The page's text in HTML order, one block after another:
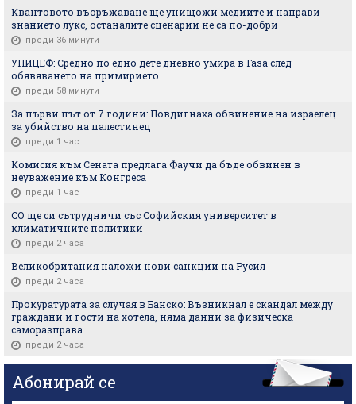
Квантовото въоръжаване ще унищожи медиите и направи
знанието лукс, останалите сценарии не са по-добри
преди 36 минути
УНИЦЕФ: Средно по едно дете дневно умира в Газа след
обявяването на примирието
преди 58 минути
За първи път от 7 години: Повдигнаха обвинение на израелец
за убийство на палестинец
преди 1 час
Комисия към Сената предлага Фаучи да бъде обвинен в
неуважение към Конгреса
преди 1 час
СО ще си сътрудничи със Софийския университет в
климатичните политики
преди 2 часа
Великобритания наложи нови санкции на Русия
преди 2 часа
Прокуратурата за случая в Банско: Възникнал е скандал между
граждани и гости на хотела, няма данни за физическа
саморазправа
преди 2 часа
Абонирай се